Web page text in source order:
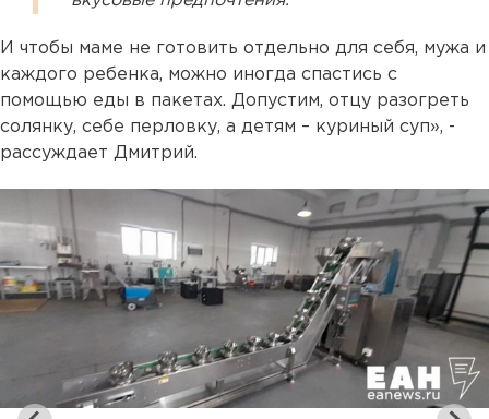
И чтобы маме не готовить отдельно для себя, мужа и
каждого ребенка, можно иногда спастись с
помощью еды в пакетах. Допустим, отцу разогреть
солянку, себе перловку, а детям – куриный суп», -
рассуждает Дмитрий.